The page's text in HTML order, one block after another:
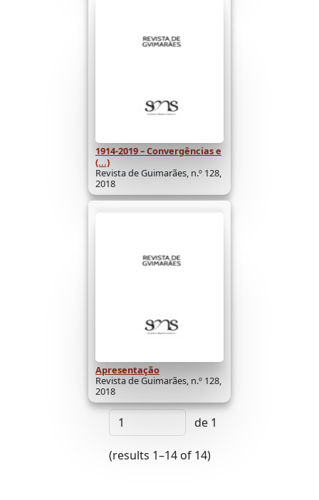
1914-2019 – Convergências e
(...)
Revista de Guimarães, n.º 128,
2018
Apresentação
Revista de Guimarães, n.º 128,
2018
de 1
(results 1–14 of 14)